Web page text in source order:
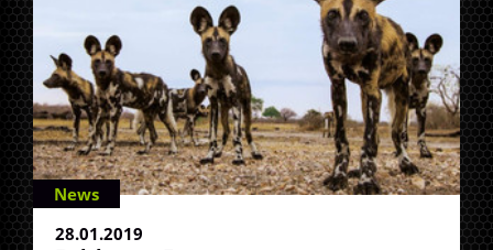
News
28.01.2019